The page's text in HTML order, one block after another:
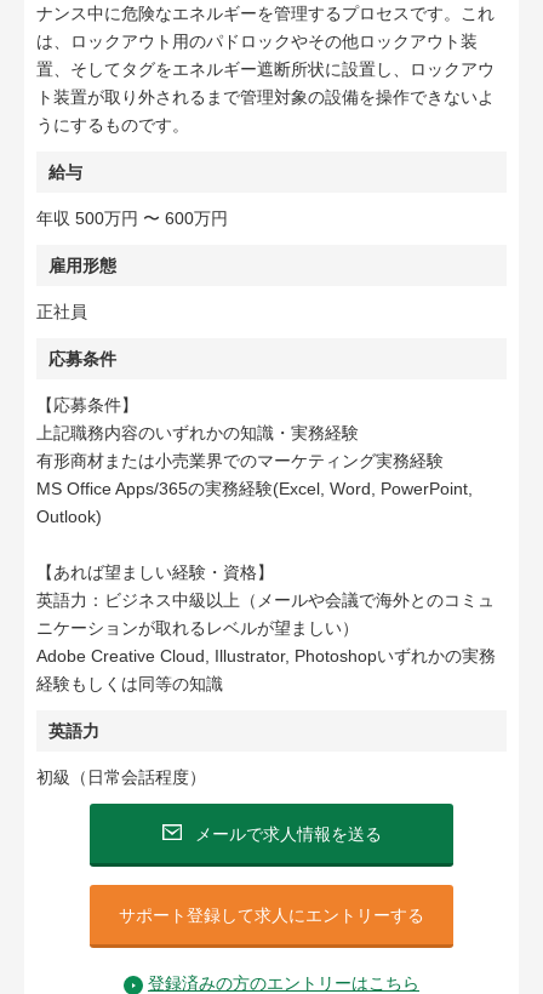
ナンス中に危険なエネルギーを管理するプロセスです。これ
は、ロックアウト用のパドロックやその他ロックアウト装
置、そしてタグをエネルギー遮断所状に設置し、ロックアウ
ト装置が取り外されるまで管理対象の設備を操作できないよ
うにするものです。
給与
年収 500万円 〜 600万円
雇用形態
正社員
応募条件
【応募条件】
上記職務内容のいずれかの知識・実務経験
有形商材または小売業界でのマーケティング実務経験
MS Office Apps/365の実務経験(Excel, Word, PowerPoint,
Outlook)
【あれば望ましい経験・資格】
英語力：ビジネス中級以上（メールや会議で海外とのコミュ
ニケーションが取れるレベルが望ましい）
Adobe Creative Cloud, Illustrator, Photoshopいずれかの実務
経験もしくは同等の知識
英語力
初級（日常会話程度）
メールで求人情報を送る
サポート登録して求人にエントリーする
登録済みの方のエントリーはこちら